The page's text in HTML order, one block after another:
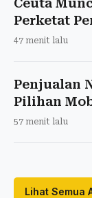
Perketat
47 menit lalu
Penjualan
Pilihan
57 menit lalu
Lihat Semua